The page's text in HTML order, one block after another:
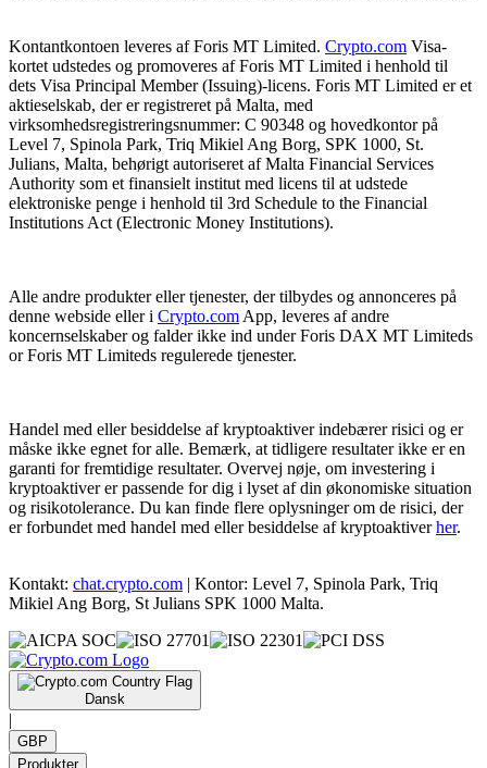
Kontantkontoen leveres af Foris MT Limited. Crypto.com Visa-
kortet udstedes og promoveres af Foris MT Limited i henhold til
dets Visa Principal Member (Issuing)-licens. Foris MT Limited er et
aktieselskab, der er registreret på Malta, med
virksomhedsregistreringsnummer: C 90348 og hovedkontor på
Level 7, Spinola Park, Triq Mikiel Ang Borg, SPK 1000, St.
Julians, Malta, behørigt autoriseret af Malta Financial Services
Authority som et finansielt institut med licens til at udstede
elektroniske penge i henhold til 3rd Schedule to the Financial
Institutions Act (Electronic Money Institutions).
Alle andre produkter eller tjenester, der tilbydes og annonceres på
denne webside eller i Crypto.com App, leveres af andre
koncernselskaber og falder ikke ind under Foris DAX MT Limiteds
or Foris MT Limiteds regulerede tjenester.
Handel med eller besiddelse af kryptoaktiver indebærer risici og er
måske ikke egnet for alle. Bemærk, at tidligere resultater ikke er en
garanti for fremtidige resultater. Overvej nøje, om investering i
kryptoaktiver er passende for dig i lyset af din økonomiske situation
og risikotolerance. Du kan finde flere oplysninger om de risici, der
er forbundet med handel med eller besiddelse af kryptoaktiverher.
Kontakt: chat.crypto.com | Kontor: Level 7, Spinola Park, Triq
Mikiel Ang Borg, St Julians SPK 1000 Malta.
Dansk
|
GBP
Produkter